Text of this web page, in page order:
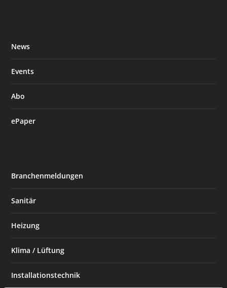
News
Events
Abo
ePaper
Branchenmeldungen
Sanitär
Heizung
Klima / Lüftung
Installationstechnik